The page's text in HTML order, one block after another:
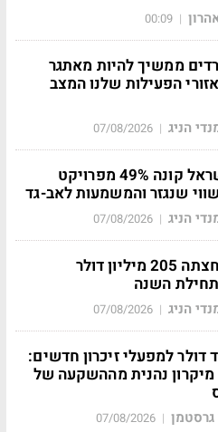
|
00:09
ממשיך להיות מאתגר
הפעילות שלנו המצב
הניג |
07/08/2026
אמריקה ישראל קונה 49% מפרויקט
שנגזר והמשמעות לאב-גד
הניג |
07/08/2026
נקסט ויז'ן חצתה 205 מיליון דולר
השנה
הניג |
07/08/2026
דולר למפעלי זיכרון חדשים:
מיקרון נהנית מההשקעה של
גרסטמן |
07/08/2026